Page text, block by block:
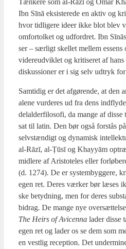
Ibn Sīnā eksi­ste­re­de en aktiv og
hvor tid­li­ge­re ide­er ikke blot blev
omfor­tol­ket og udfor­dret. Ibn
ser – sær­ligt skel­let mel­lem essens
vide­re­ud­vik­let og kri­ti­se­ret af hans
dis­kus­sio­ner er i sig selv udtryk
Sam­ti­dig er det afgø­ren­de, at den
ale­ne vur­de­res ud fra dens
delal­der­fi­lo­so­fi, da man­ge af
sat til lat­in. Den bør også for­stås
selv­stæn­digt og dyna­misk
al-Rāzī, al-Ṭūsī og Khayyām
mid­le­re af Ari­sto­te­les eller
(d. 1274). De er system­byg­ge­re,
egen ret. Deres vær­ker bør læses
ske betyd­ning, men for deres
bidrag. De man­ge nye
The Heirs of Avi­cen­na lader dis­se
egen ret og lader os se dem som
en vest­lig recep­tion. Det